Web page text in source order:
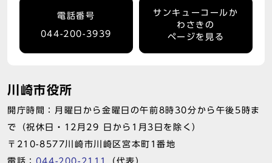
電話番号
044-200-3939
サンキューコールか
わさきの
ページを見る
川崎市役所
開庁時間：月曜日から金曜日の午前8時30分から午後5時ま
で（祝休日・12月29 日から1月3日を除く）
〒210-8577川崎市川崎区宮本町1番地
電話： 044-200-2111 （代表）